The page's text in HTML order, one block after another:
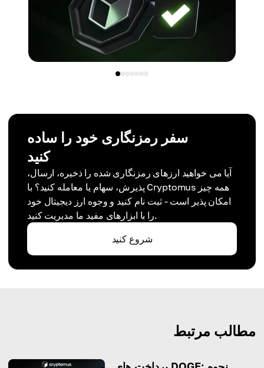
سفر رمزنگاری خود را ساده
کنید
آیا می خواهید ارزهای رمزنگاری شده را ذخیره، ارسال،
پذیرش، سهام یا معامله کنید؟ با Cryptomus همه چیز
امکان پذیر است - ثبت نام کنید و وجوه ارز دیجیتال خود
را با ابزارهای مفید ما مدیریت کنید.
شروع کنید
مطالب مرتبط